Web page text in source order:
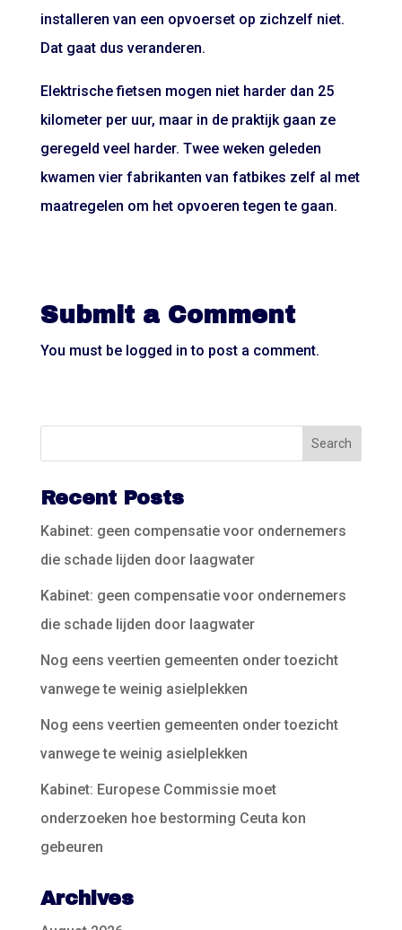
installeren van een opvoerset op zichzelf niet.
Dat gaat dus veranderen.
Elektrische fietsen mogen niet harder dan 25
kilometer per uur, maar in de praktijk gaan ze
geregeld veel harder. Twee weken geleden
kwamen vier fabrikanten van fatbikes zelf al met
maatregelen om het opvoeren tegen te gaan.
Submit a Comment
You must be logged in to post a comment.
Recent Posts
Kabinet: geen compensatie voor ondernemers
die schade lijden door laagwater
Kabinet: geen compensatie voor ondernemers
die schade lijden door laagwater
Nog eens veertien gemeenten onder toezicht
vanwege te weinig asielplekken
Nog eens veertien gemeenten onder toezicht
vanwege te weinig asielplekken
Kabinet: Europese Commissie moet
onderzoeken hoe bestorming Ceuta kon
gebeuren
Archives